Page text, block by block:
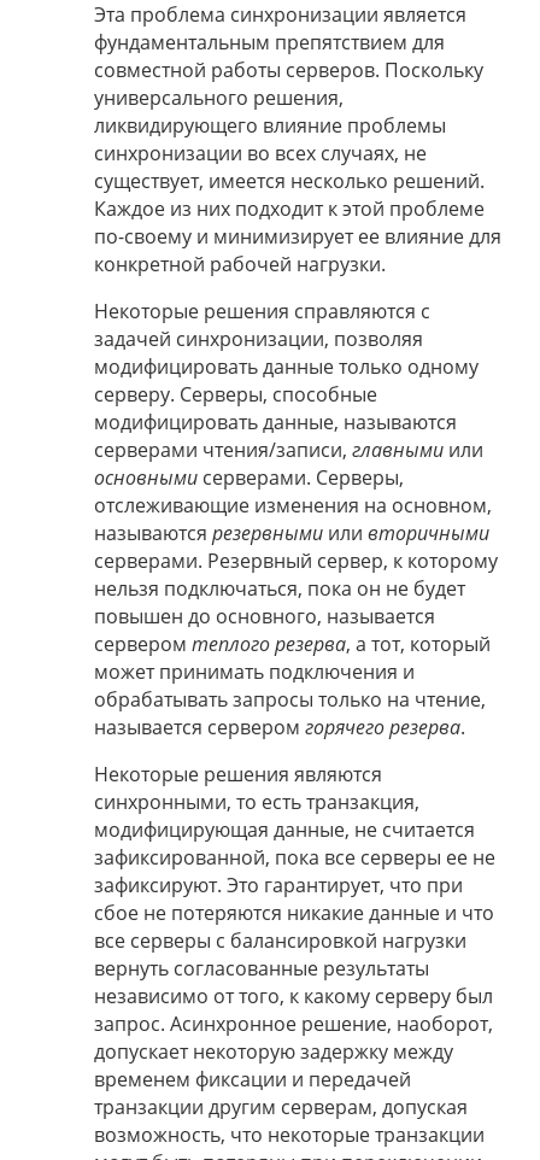
Эта проблема синхронизации является
фундаментальным препятствием для
совместной работы серверов. Поскольку
универсального решения,
ликвидирующего влияние проблемы
синхронизации во всех случаях, не
существует, имеется несколько решений.
Каждое из них подходит к этой проблеме
по-своему и минимизирует ее влияние для
конкретной рабочей нагрузки.
Некоторые решения справляются с
задачей синхронизации, позволяя
модифицировать данные только одному
серверу. Серверы, способные
модифицировать данные, называются
серверами чтения/записи, главными или
основными серверами. Серверы,
отслеживающие изменения на основном,
называются резервными или вторичными
серверами. Резервный сервер, к которому
нельзя подключаться, пока он не будет
повышен до основного, называется
сервером теплого резерва, а тот, который
может принимать подключения и
обрабатывать запросы только на чтение,
называется сервером горячего резерва.
Некоторые решения являются
синхронными, то есть транзакция,
модифицирующая данные, не считается
зафиксированной, пока все серверы ее не
зафиксируют. Это гарантирует, что при
сбое не потеряются никакие данные и что
все серверы с балансировкой нагрузки
вернуть согласованные результаты
независимо от того, к какому серверу был
запрос. Асинхронное решение, наоборот,
допускает некоторую задержку между
временем фиксации и передачей
транзакции другим серверам, допуская
возможность, что некоторые транзакции